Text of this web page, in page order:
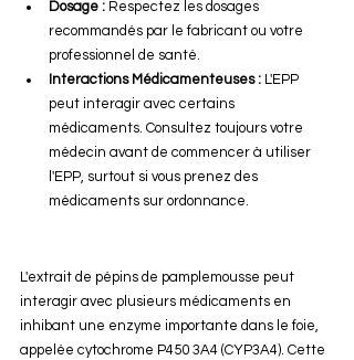
Dosage : Respectez les dosages
recommandés par le fabricant ou votre
professionnel de santé.
Interactions Médicamenteuses : L'EPP
peut interagir avec certains
médicaments. Consultez toujours votre
médecin avant de commencer à utiliser
l'EPP, surtout si vous prenez des
médicaments sur ordonnance.
L'extrait de pépins de pamplemousse peut
interagir avec plusieurs médicaments en
inhibant une enzyme importante dans le foie,
appelée cytochrome P450 3A4 (CYP3A4). Cette